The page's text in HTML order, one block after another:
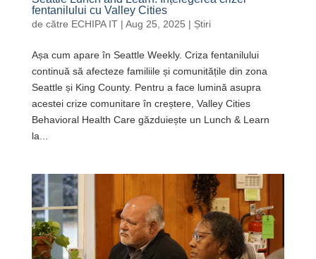
fentanilului cu Valley Cities
de către ECHIPA IT| Aug 25, 2025 | Știri
Așa cum apare în Seattle Weekly. Criza fentanilului
continuă să afecteze familiile și comunitățile din zona
Seattle și King County. Pentru a face lumină asupra
acestei crize comunitare în creștere, Valley Cities
Behavioral Health Care găzduiește un Lunch & Learn
la...